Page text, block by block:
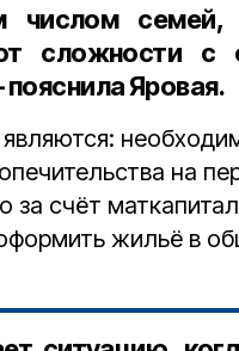
числом
сложности с
Яровая.
на
за счёт
жильё в